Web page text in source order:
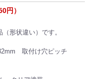
円）
形状違い）です。
取付け穴ピッチ